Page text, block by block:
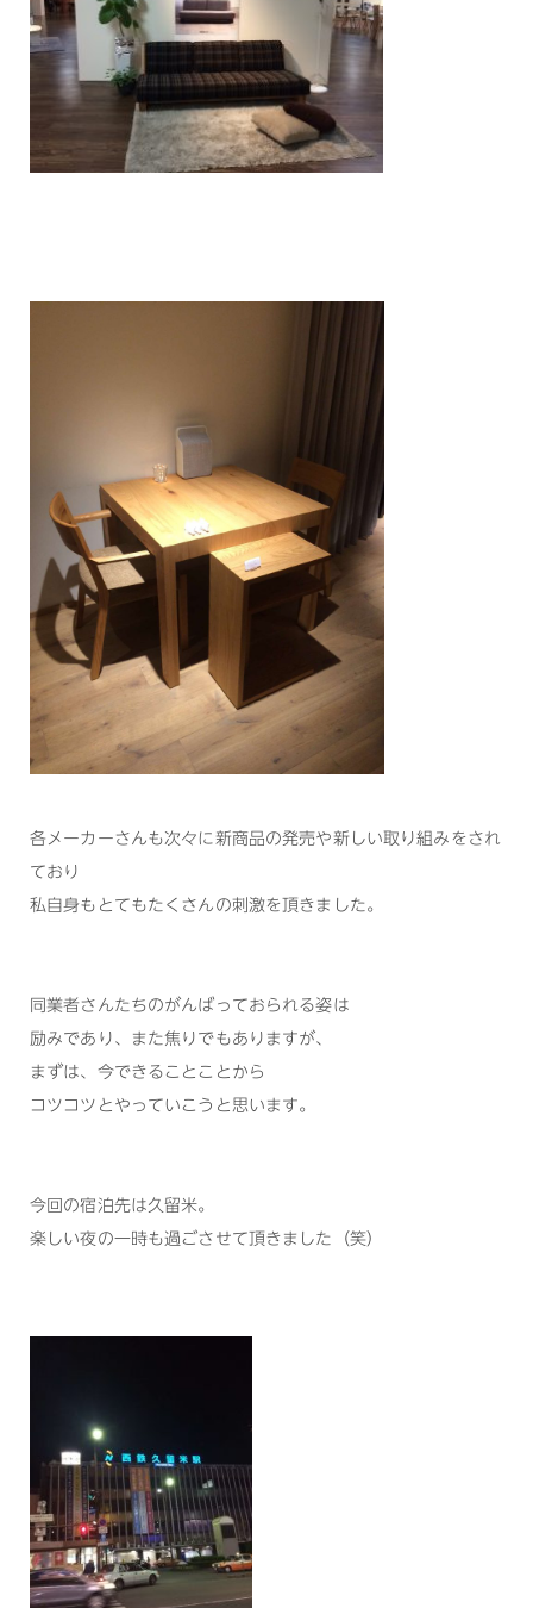
各メーカーさんも次々に新商品の発売や新しい取り組みをされ
ており
私自身もとてもたくさんの刺激を頂きました。
同業者さんたちのがんばっておられる姿は
励みであり、また焦りでもありますが、
まずは、今できることことから
コツコツとやっていこうと思います。
今回の宿泊先は久留米。
楽しい夜の一時も過ごさせて頂きました（笑）